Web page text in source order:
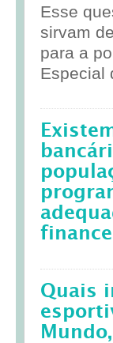
Esse
sirvam
para a
Especial
Quais